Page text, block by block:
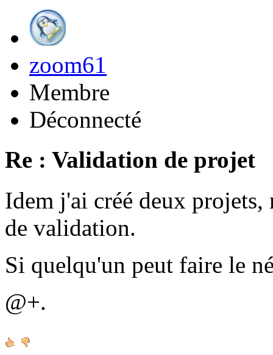
zoom61
Membre
Déconnecté
Re : Validation de projet
Idem j'ai créé deux
de validation.
Si quelqu'un peut faire le
@+.